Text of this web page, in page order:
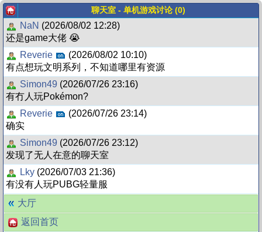
聊天室 - 单机游戏讨论 (0)
NaN (2026/08/02 12:28)
还是game大佬 😭
Reverie
(2026/08/02 10:10)
有点想玩文明系列，不知道哪里有资源
Simon49 (2026/07/26 23:16)
有冇人玩Pokémon?
Reverie
(2026/07/26 23:14)
确实
Simon49 (2026/07/26 23:12)
发现了无人在意的聊天室
Lky (2026/07/03 21:36)
有没有人玩PUBG轻量服
大厅
返回首页